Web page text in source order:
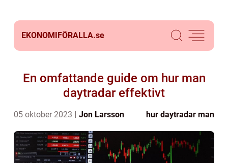
EKONOMIFÖRALLA.se
En omfattande guide om hur man
daytradar effektivt
05 oktober 2023 Jon Larsson hur daytradar man